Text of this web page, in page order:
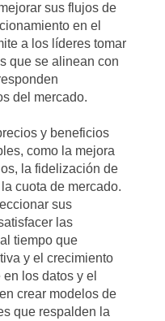
sus flujos de
en el
a los líderes tomar
que se alinean con
del mercado.
y beneficios
como la mejora
la fidelización de
cuota de mercado.
sus
las
tiempo que
y el crecimiento
los datos y el
crear modelos de
que respalden la